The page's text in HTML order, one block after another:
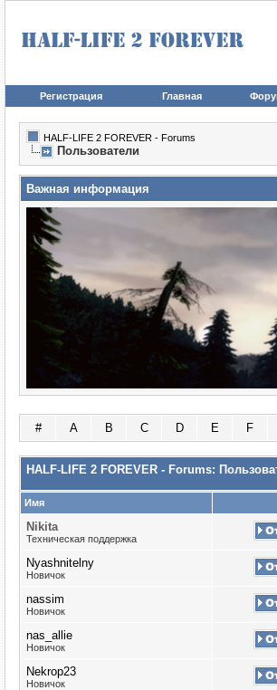
Регистрация Главная
HALF-LIFE 2 FOREVER - Forums
Пользователи
Важная информация
# A B C D E F
HALF-LIFE 2 FOREVER - Forums:
Имя
Nikita
Техническая поддержка
Nyashnitelny
Новичок
nassim
Новичок
nas_allie
Новичок
Nekrop23
Новичок